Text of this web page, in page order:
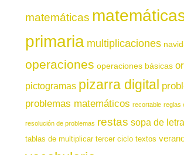
matemáticas
primaria multiplicaciones
operaciones operaciones básicas
pictogramas pizarra digital
problemas matemáticos recortable reglas
resolución de problemas restas sopa de
tablas de multiplicar tercer ciclo textos